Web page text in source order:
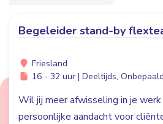
Begeleider stand-by
Friesland
16 - 32 uur | Deeltijds,
Wil jij meer afwisseling in je
persoonlijke aandacht voor